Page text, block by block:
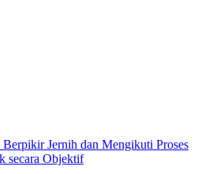
Jernih dan Mengikuti Proses
secara Objektif